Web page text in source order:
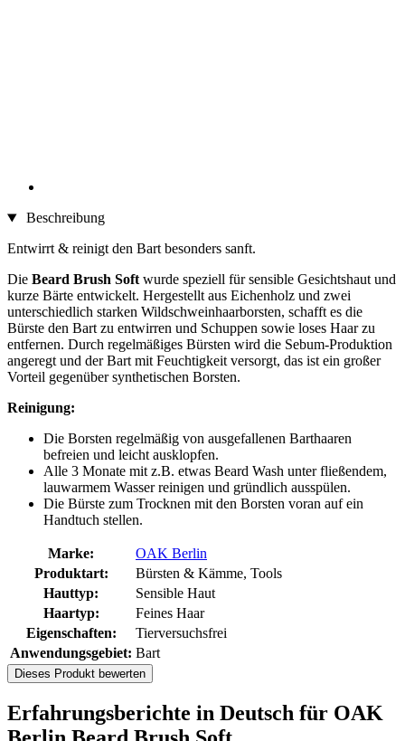
Beschreibung
Entwirrt & reinigt den Bart besonders sanft.
Die Beard Brush Soft wurde speziell für sensible Gesichtshaut und
kurze Bärte entwickelt. Hergestellt aus Eichenholz und zwei
unterschiedlich starken Wildschweinhaarborsten, schafft es die
Bürste den Bart zu entwirren und Schuppen sowie loses Haar zu
entfernen. Durch regelmäßiges Bürsten wird die Sebum-Produktion
angeregt und der Bart mit Feuchtigkeit versorgt, das ist ein großer
Vorteil gegenüber synthetischen Borsten.
Reinigung:
Die Borsten regelmäßig von ausgefallenen Barthaaren
befreien und leicht ausklopfen.
Alle 3 Monate mit z.B. etwas Beard Wash unter fließendem,
lauwarmem Wasser reinigen und gründlich ausspülen.
Die Bürste zum Trocknen mit den Borsten voran auf ein
Handtuch stellen.
Marke:
OAK Berlin
Produktart:
Bürsten & Kämme, Tools
Hauttyp:
Sensible Haut
Haartyp:
Feines Haar
Eigenschaften:
Tierversuchsfrei
Anwendungsgebiet: Bart
Dieses Produkt bewerten
Erfahrungsberichte in Deutsch für OAK